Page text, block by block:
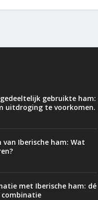
gebruikte ham:
uitdroging te voorkomen.
Iberische ham: Wat
met Iberische ham: dé
combinatie